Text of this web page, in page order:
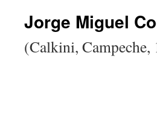
Jorge Miguel
(Calkini, Campeche,